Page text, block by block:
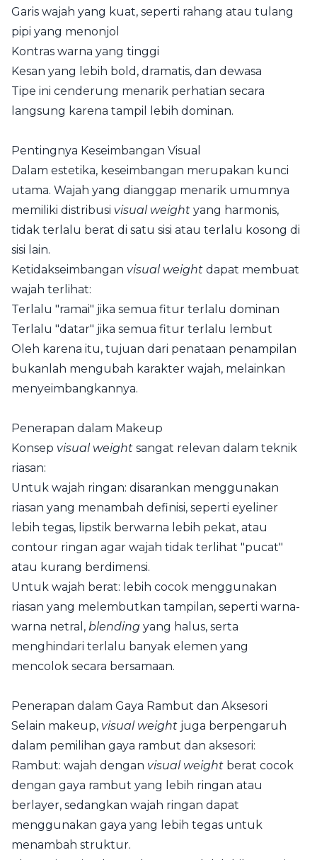
Garis wajah yang kuat, seperti rahang atau tulang
pipi yang menonjol
Kontras warna yang tinggi
Kesan yang lebih bold, dramatis, dan dewasa
Tipe ini cenderung menarik perhatian secara
langsung karena tampil lebih dominan.
Pentingnya Keseimbangan Visual
Dalam estetika, keseimbangan merupakan kunci
utama. Wajah yang dianggap menarik umumnya
memiliki distribusi visual weight yang harmonis,
tidak terlalu berat di satu sisi atau terlalu kosong di
sisi lain.
Ketidakseimbangan visual weight dapat membuat
wajah terlihat:
Terlalu "ramai" jika semua fitur terlalu dominan
Terlalu "datar" jika semua fitur terlalu lembut
Oleh karena itu, tujuan dari penataan penampilan
bukanlah mengubah karakter wajah, melainkan
menyeimbangkannya.
Penerapan dalam Makeup
Konsep visual weight sangat relevan dalam teknik
riasan:
Untuk wajah ringan: disarankan menggunakan
riasan yang menambah definisi, seperti eyeliner
lebih tegas, lipstik berwarna lebih pekat, atau
contour ringan agar wajah tidak terlihat "pucat"
atau kurang berdimensi.
Untuk wajah berat: lebih cocok menggunakan
riasan yang melembutkan tampilan, seperti warna-
warna netral, blending yang halus, serta
menghindari terlalu banyak elemen yang
mencolok secara bersamaan.
Penerapan dalam Gaya Rambut dan Aksesori
Selain makeup, visual weight juga berpengaruh
dalam pemilihan gaya rambut dan aksesori:
Rambut: wajah dengan visual weight berat cocok
dengan gaya rambut yang lebih ringan atau
berlayer, sedangkan wajah ringan dapat
menggunakan gaya yang lebih tegas untuk
menambah struktur.